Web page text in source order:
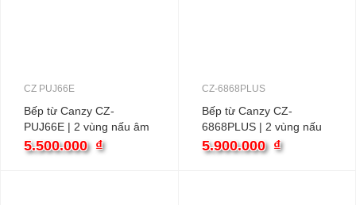
CZ PUJ66E
Bếp từ Canzy CZ-
PUJ66E | 2 vùng nấu âm
5.500.000 ₫
CZ-6868PLUS
Bếp từ Canzy CZ-
6868PLUS | 2 vùng nấu
âm
5.900.000 ₫